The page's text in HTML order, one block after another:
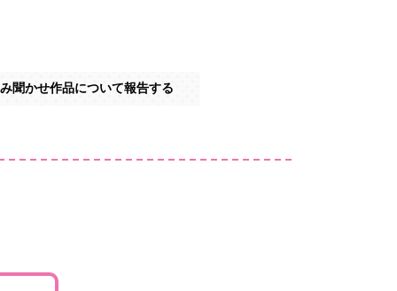
聞かせ作品について報告する